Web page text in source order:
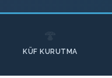
KÜF KURUTMA